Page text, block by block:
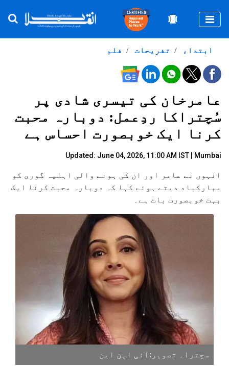
فلم تفریحات ابتداء
عامرخان کی تیسری شادی پر
سُچتراکا ردِعمل: دوبارہ محبت
کرنا ایک خوبصورت احساس ہے
Updated: June 04, 2026, 11:00 AM IST | Mumbai
انہوں نے عامر اور ان کی ہونے والی اہلیہ گوری کو
مبارکباد دیتے ہوئے کہا کہ دوبارہ محبت کرنا ایک
بہت خوبصورت بات ہے۔
سچترا۔ تصویر:آئی این این